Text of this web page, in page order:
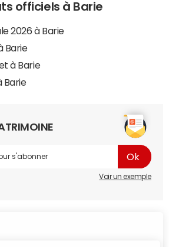
officiels à Barie
2026 à Barie
Barie
à Barie
Barie
Voir un exemple